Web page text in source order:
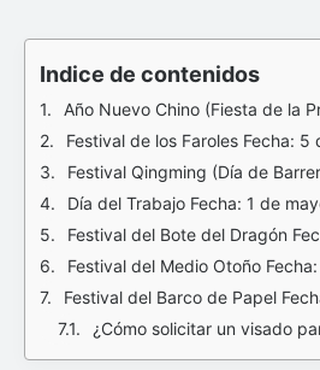
Indice de contenidos
Año Nuevo Chino (Fiesta de la Primavera)
Festival de los Faroles Fecha:
Festival Qingming (Día de Barrer las
Día del Trabajo Fecha: 1 de
Festival del Bote del Dragón
Festival del Medio Otoño Fecha: 14
Festival del Barco de Papel
¿Cómo solicitar un visado